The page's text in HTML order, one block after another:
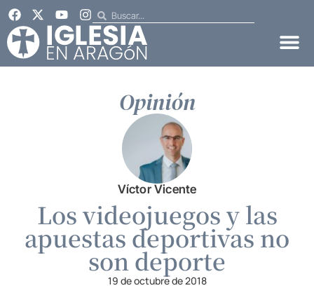
Opinión
Víctor Vicente
Los videojuegos y las
apuestas deportivas no
son deporte
19 de octubre de 2018